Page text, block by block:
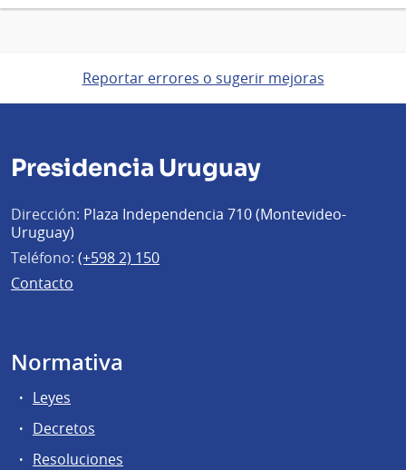
Reportar errores o sugerir mejoras
Presidencia Uruguay
Dirección: Plaza Independencia 710 (Montevideo-
Uruguay)
Teléfono: (+598 2) 150
Contacto
Normativa
Leyes
Decretos
Resoluciones